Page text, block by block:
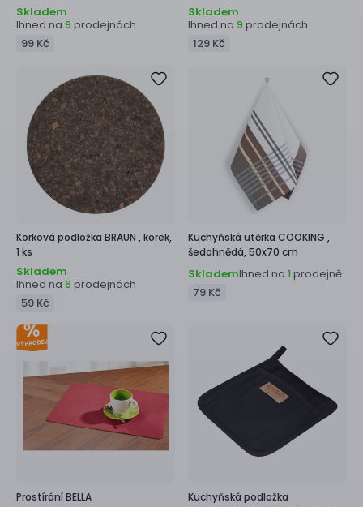
Skladem
Ihned na 9 prodejnách
99 Kč
Skladem
Ihned na 9 prodejnách
129 Kč
Korková podložka BRAUN ,korek,
1 ks
Skladem
Ihned na 6 prodejnách
59 Kč
Kuchyňská utěrka COOKING ,
šedohnědá, 50x70 cm
SklademIhned na 1 prodejně
79 Kč
ProstíráníBELLA
Kuchyňská podložka